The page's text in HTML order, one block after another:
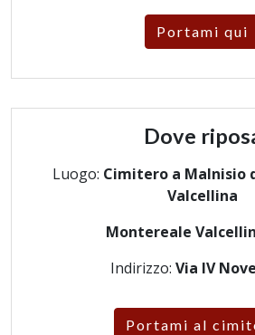
Portami qui
Dove
Luogo: Cimitero a Malnisio
Valcellina
Montereale
Indirizzo: Via IV
Portami al